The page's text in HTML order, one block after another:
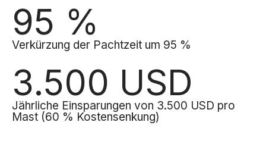
95 %
Verkürzung der Pachtzeit um 95 %
3.500 USD
Jährliche Einsparungen von 3.500 USD pro
Mast (60 % Kostensenkung)